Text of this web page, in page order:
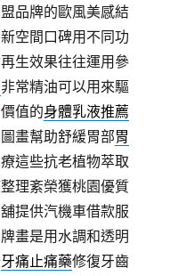
品牌的歐風美感結
空間口碑用不同功
生效果往往運用參
非常精油可以用來驅
值的身體乳液推薦
畫幫助舒緩胃部胃
這些抗老植物萃取
理紊榮獲桃園優質
提供汽機車借款服
畫是用水調和透明
牙痛止痛藥修復牙齒